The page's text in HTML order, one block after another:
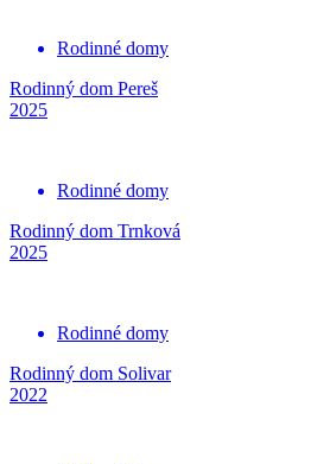
Rodinné domy
Rodinný dom Pereš
2025
Rodinné domy
Rodinný dom Trnková
2025
Rodinné domy
Rodinný dom Solivar
2022